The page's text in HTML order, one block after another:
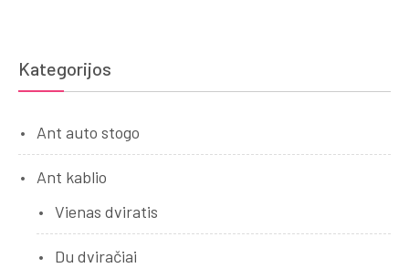
Kategorijos
Ant auto stogo
Ant kablio
Vienas dviratis
Du dviračiai